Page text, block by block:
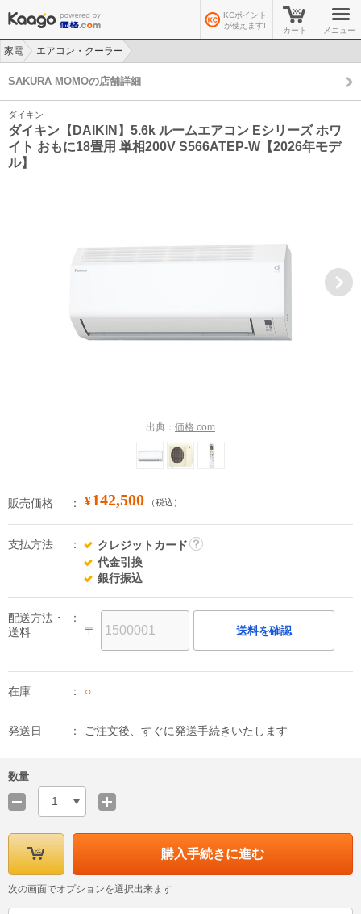
KCポイント
が使えます!
カート メニュー
家電
エアコン・クーラー
SAKURA MOMOの店舗詳細
ダイキン
ダイキン【DAIKIN】5.6k ルームエアコン Eシリーズ ホワ
イト おもに18畳用 単相200V S566ATEP-W【2026年モデ
ル】
出典： 価格.com
販売価格 ¥142,500 （税込）
支払方法
クレジットカード
代金引換
銀行振込
配送方法・
送料
〒 送料を確認
在庫 ○
発送日 ご注文後、すぐに発送手続きいたします
数量
1
購入手続きに進む
次の画面でオプションを選択出来ます